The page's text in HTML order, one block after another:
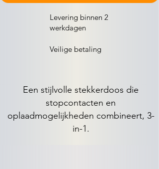
Levering binnen 2
werkdagen
Veilige betaling
Een stijlvolle stekkerdoos die
stopcontacten en
oplaadmogelijkheden combineert, 3-
in-1.